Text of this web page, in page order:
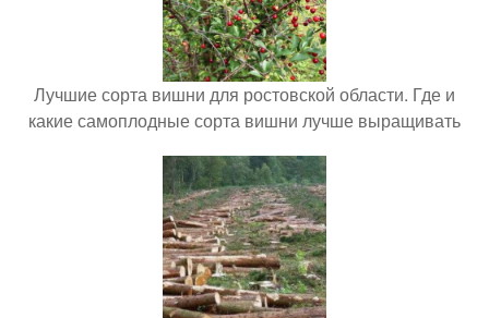
Лучшие сорта вишни для ростовской области. Где и
какие самоплодные сорта вишни лучше выращивать